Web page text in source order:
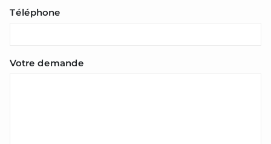
Téléphone
Votre demande